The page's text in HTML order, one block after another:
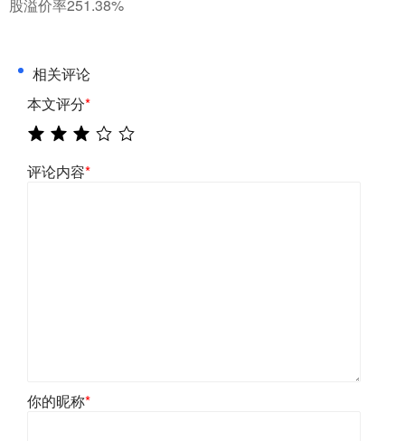
股溢价率251.38%
相关评论
本文评分*
评论内容*
你的昵称*